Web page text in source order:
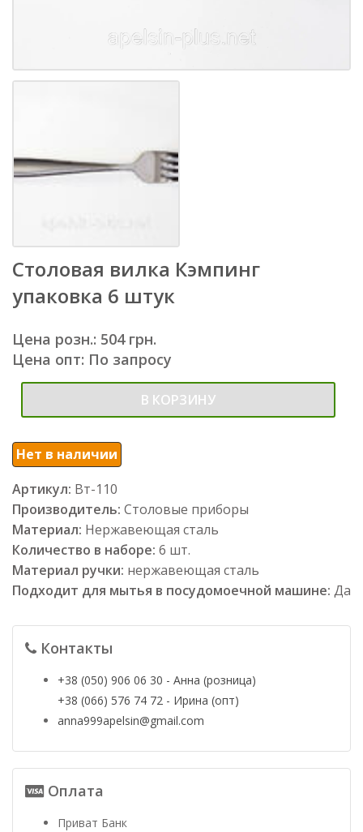
Столовая вилка Кэмпинг
упаковка 6 штук
Цена розн.: 504 грн.
Цена опт: По запросу
В КОРЗИНУ
Нет в наличии
Артикул: Вт-110
Производитель: Столовые приборы
Материал: Нержавеющая сталь
Количество в наборе: 6 шт.
Материал ручки: нержавеющая сталь
Подходит для мытья в посудомоечной машине: Да
Контакты
+38 (050) 906 06 30 - Анна (розница)
+38 (066) 576 74 72 - Ирина (опт)
anna999apelsin@gmail.com
Оплата
Приват Банк